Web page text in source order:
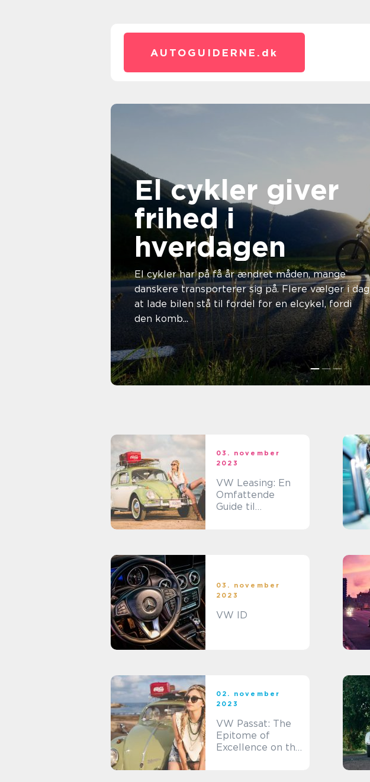
AUTOGUIDERNE. dk
El cykler giver
frihed i
hverdagen
El cykler har på få år ændret måden, mange
danskere transporterer sig på. Flere vælger i dag
at lade bilen stå til fordel for en elcykel, fordi
den komb...
03. november
2023
VW Leasing: En
Omfattende
Guide til
03. november
2023
VW ID
02. november
2023
VW Passat: The
Epitome of
Excellence on the